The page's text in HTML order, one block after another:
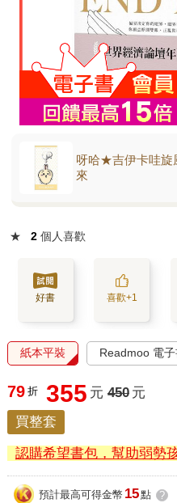
呀哈★吉伊卡哇旋
來
★ 2 個人喜歡
好書 喜歡+1
紙本平裝 Readmoo 電
79 折 355 元 450 元
買整套
認購希望書包，幫助弱勢
預計最高可得金幣 15點 ?